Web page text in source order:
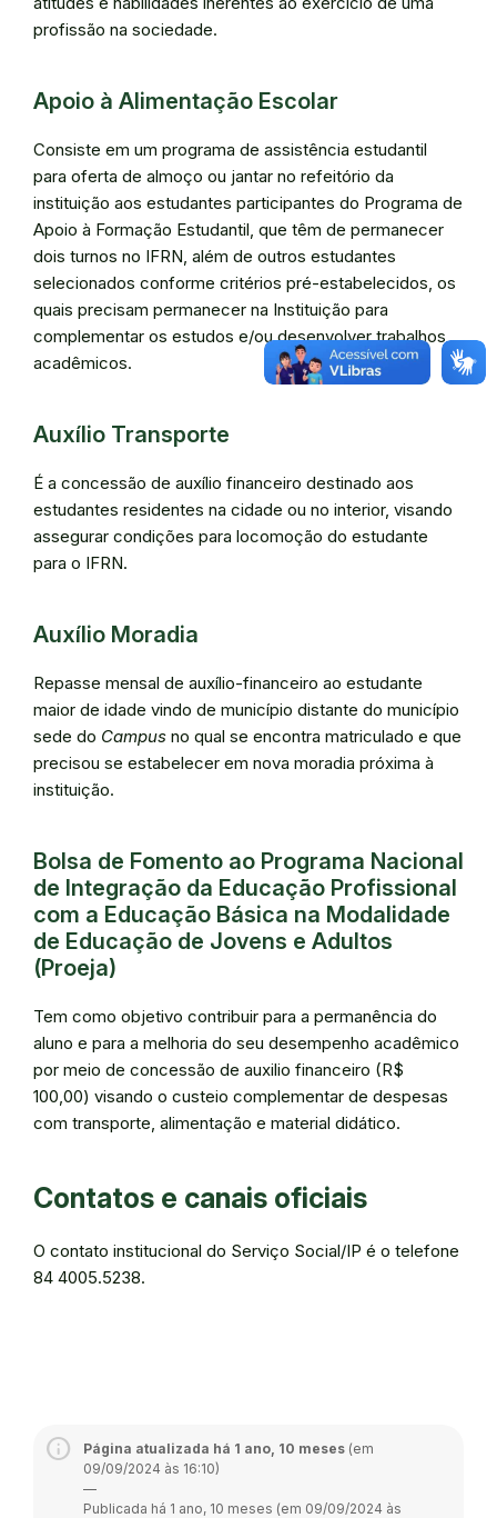
profissão na sociedade.
Apoio à Alimentação Escolar
Consiste em um programa de assistência estudantil
para oferta de almoço ou jantar no refeitório da
instituição aos estudantes participantes do Programa de
Apoio à Formação Estudantil, que têm de permanecer
dois turnos no IFRN, além de outros estudantes
selecionados conforme critérios pré-estabelecidos, os
quais precisam permanecer na Instituição para
complementar os estudos e/ou desenvolver trabalhos
acadêmicos.
Auxílio Transporte
É a concessão de auxílio financeiro destinado aos
estudantes residentes na cidade ou no interior, visando
assegurar condições para locomoção do estudante
para o IFRN.
Auxílio Moradia
Repasse mensal de auxílio-financeiro ao estudante
maior de idade vindo de município distante do município
sede do Campus no qual se encontra matriculado e que
precisou se estabelecer em nova moradia próxima à
instituição.
Bolsa de Fomento ao Programa Nacional
de Integração da Educação Profissional
com a Educação Básica na Modalidade
de Educação de Jovens e Adultos
(Proeja)
Tem como objetivo contribuir para a permanência do
aluno e para a melhoria do seu desempenho acadêmico
por meio de concessão de auxilio financeiro (R$
100,00) visando o custeio complementar de despesas
com transporte, alimentação e material didático.
Contatos e canais oficiais
O contato institucional do Serviço Social/IP é o telefone
84 4005.5238.
Página atualizada há 1 ano, 10 meses (em
09/09/2024 às 16:10)
—
Publicada há 1 ano, 10 meses (em 09/09/2024 às